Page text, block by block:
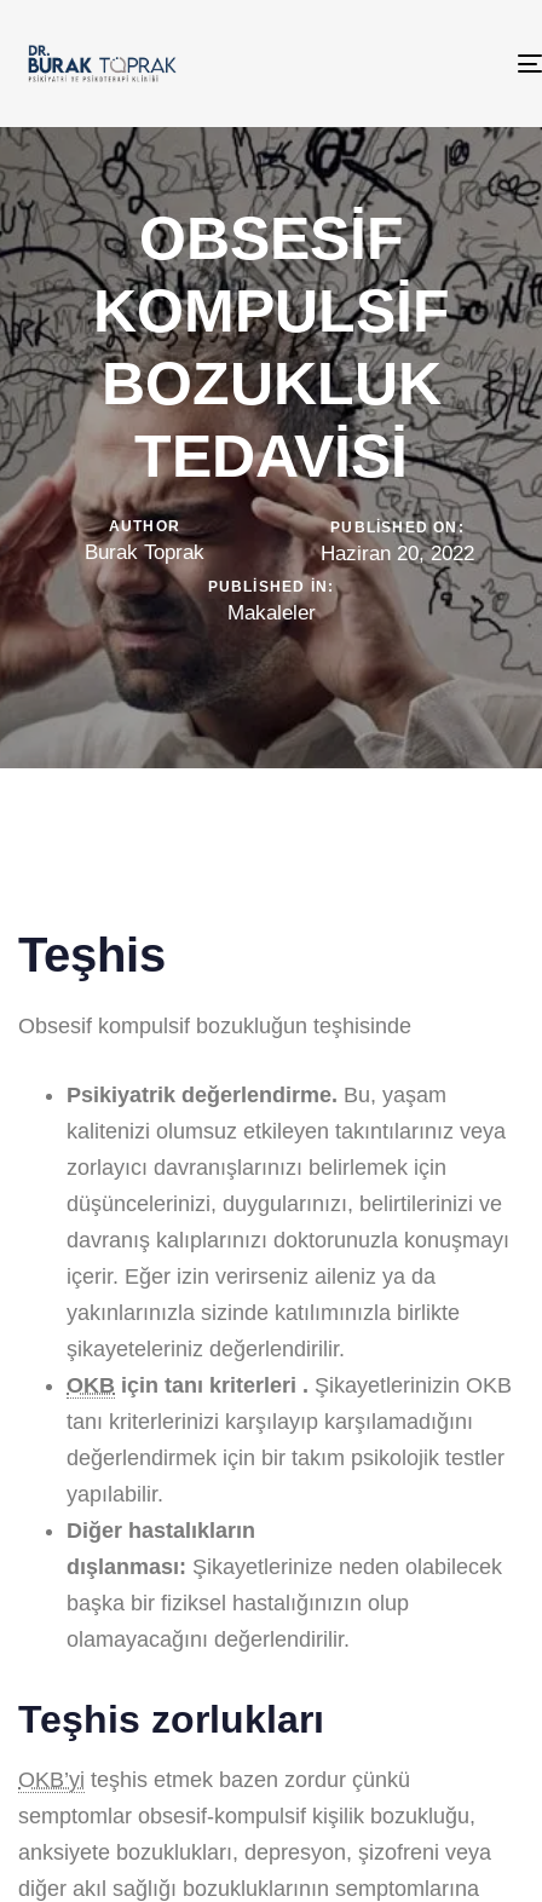
OBSESİF
KOMPULSİF
BOZUKLUK
TEDAVİSİ
AUTHOR
Burak Toprak
PUBLISHED ON:
Haziran 20, 2022
PUBLISHED IN:
Makaleler
Teşhis
Obsesif kompulsif bozukluğun teşhisinde
Psikiyatrik değerlendirme. Bu, yaşam
kalitenizi olumsuz etkileyen takıntılarınız veya
zorlayıcı davranışlarınızı belirlemek için
düşüncelerinizi, duygularınızı, belirtilerinizi ve
davranış kalıplarınızı doktorunuzla konuşmayı
içerir. Eğer izin verirseniz aileniz ya da
yakınlarınızla sizinde katılımınızla birlikte
şikayeteleriniz değerlendirilir.
OKB için tanı kriterleri . Şikayetlerinizin OKB
tanı kriterlerinizi karşılayıp karşılamadığını
değerlendirmek için bir takım psikolojik testler
yapılabilir.
Diğer hastalıkların
dışlanması: Şikayetlerinize neden olabilecek
başka bir fiziksel hastalığınızın olup
olamayacağını değerlendirilir.
Teşhis zorlukları
OKB’yi teşhis etmek bazen zordur çünkü
semptomlar obsesif-kompulsif kişilik bozukluğu,
anksiyete bozuklukları, depresyon, şizofreni veya
diğer akıl sağlığı bozukluklarının semptomlarına